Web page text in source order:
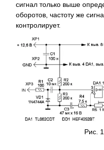
сигнал только выше
оборотов, частоту же
контролирует.
Рис.